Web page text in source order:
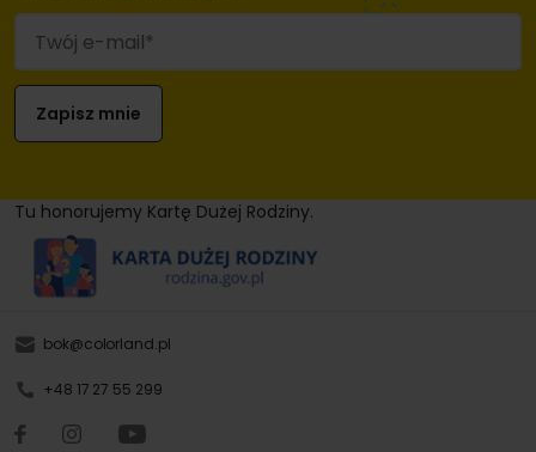
Tu honorujemy Kartę Dużej Rodziny.
bok@colorland.pl
+48 17 27 55 299